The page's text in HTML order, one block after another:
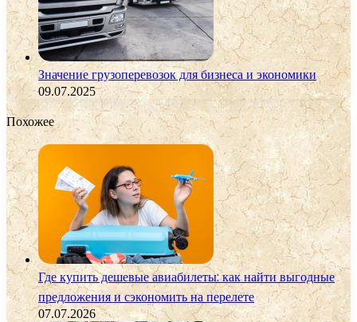
Значение грузоперевозок для бизнеса и экономики
09.07.2025
Похожее
Где купить дешевые авиабилеты: как найти выгодные
предложения и сэкономить на перелете
07.07.2026